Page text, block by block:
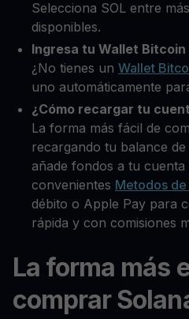
Selecciona SOL entre
disponibles.
Ingresa tu Wallet Bitcoin
¿No tienes un Wallet
uno automáticamente
¿Cómo recargar tu
La forma más fácil de
recargando tu balance
añade fondos a tu
convenientes Metodos
débito o Apple Pay para
rápida y con comisiones
La forma más
comprar